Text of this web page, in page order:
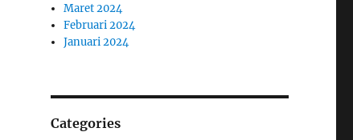
Maret 2024
Februari 2024
Januari 2024
Categories